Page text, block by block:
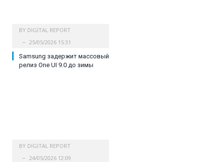
BY DIGITAL REPORT
25/05/2026 15:31
Samsung задержит массовый
релиз One UI 9.0 до зимы
BY DIGITAL REPORT
24/05/2026 12:09